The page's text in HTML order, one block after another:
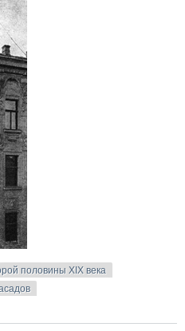
половины XIX века